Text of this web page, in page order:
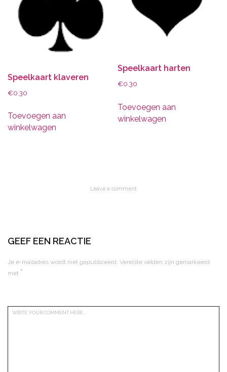
Speelkaart klaveren
€0.30
Toevoegen aan
winkelwagen
Speelkaart harten
€0.30
Toevoegen aan
winkelwagen
Leave a comment
GEEF EEN REACTIE
Je e-mailadres wordt niet gepubliceerd. Vereiste velden zijn gemarkeerd
met *